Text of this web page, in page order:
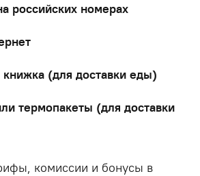
российских номерах
(для доставки еды)
термопакеты (для доставки
комиссии и бонусы в